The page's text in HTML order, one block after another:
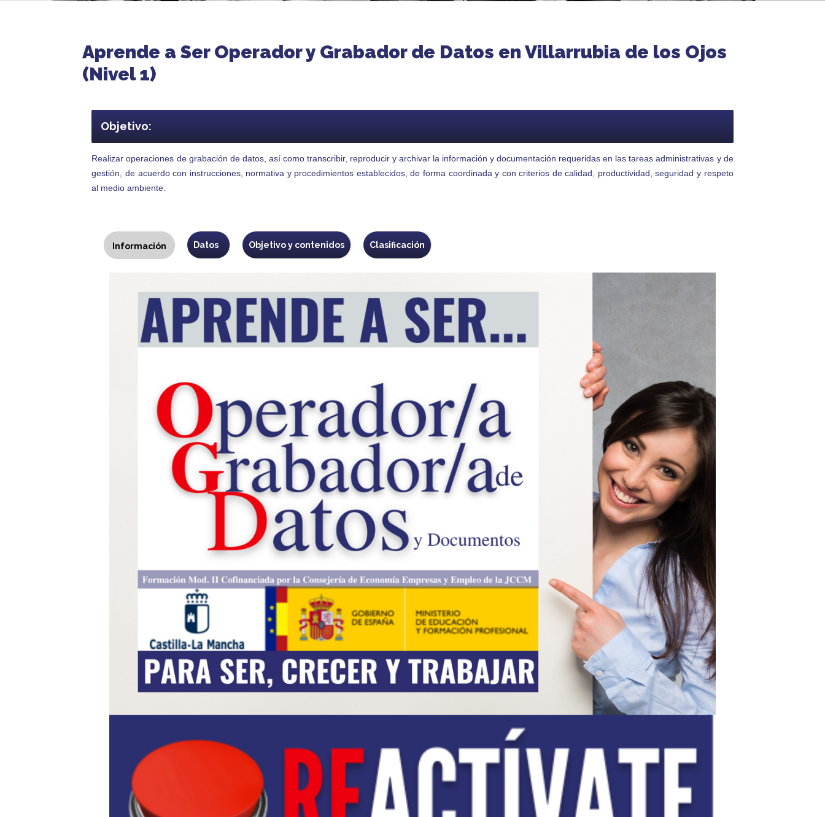
Aprende a Ser Operador y Grabador de Datos en Villarrubia de los Ojos
(Nivel 1)
Objetivo:
Realizar operaciones de grabación de datos, así como transcribir, reproducir y archivar la información y documentación requeridas en las tareas administrativas y de
gestión, de acuerdo con instrucciones, normativa y procedimientos establecidos, de forma coordinada y con criterios de calidad, productividad, seguridad y respeto
al medio ambiente.
Programa
Información (solapa
activa)
Datos Objetivo y contenidos Clasificación